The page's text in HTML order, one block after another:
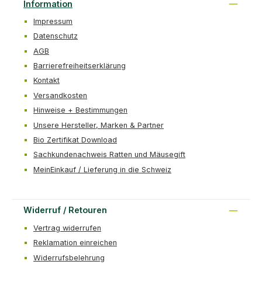
Information
Impressum
Datenschutz
AGB
Barrierefreiheitserklärung
Kontakt
Versandkosten
Hinweise + Bestimmungen
Unsere Hersteller, Marken & Partner
Bio Zertifikat Download
Sachkundenachweis Ratten und Mäusegift
MeinEinkauf / Lieferung in die Schweiz
Widerruf / Retouren
Vertrag widerrufen
Reklamation einreichen
Widerrufsbelehrung